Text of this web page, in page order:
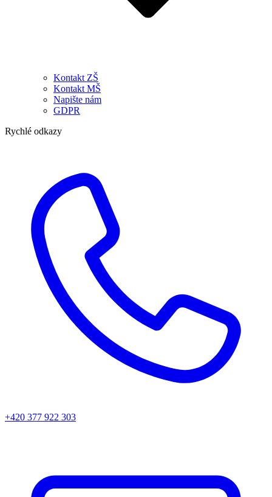
Kontakt ZŠ
Kontakt MŠ
Napište nám
GDPR
Rychlé odkazy
+420 377 922 303